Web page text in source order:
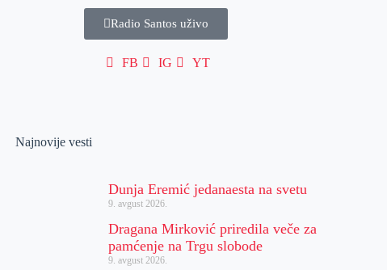
Radio Santos uživo
FB IG YT
Najnovije vesti
Dunja Eremić jedanaesta na svetu
9. avgust 2026.
Dragana Mirković priredila veče za
pamćenje na Trgu slobode
9. avgust 2026.